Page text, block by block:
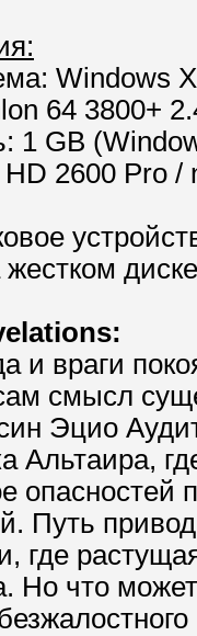
Windows
64 3800+
1 GB
HD 2600 Pro
и враги
смысл
Эцио
Альтаира,
Путь
где
Но что